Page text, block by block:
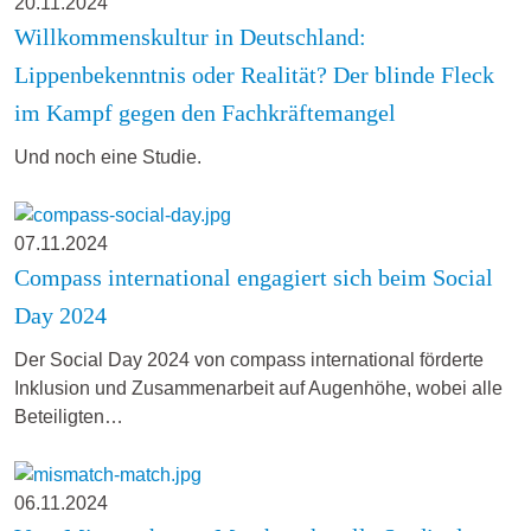
Willkommenskultur in Deutschland:
Lippenbekenntnis oder Realität? Der blinde Fleck
im Kampf gegen den Fachkräftemangel
Und noch eine Studie.
07.11.2024
Compass international engagiert sich beim Social
Day 2024
Der Social Day 2024 von compass international förderte
Inklusion und Zusammenarbeit auf Augenhöhe, wobei alle
Beteiligten…
06.11.2024